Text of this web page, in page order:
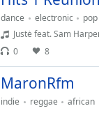
dance electronic pop
Justė feat. Sam
0
8
MaronRfm
indie reggae
african